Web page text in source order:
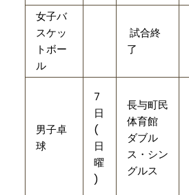
女子バ
スケッ
トボー
ル
試合終
了
男子卓
球
7
日
(
日
曜
)
長与町民
体育館
ダブル
ス・シン
グルス